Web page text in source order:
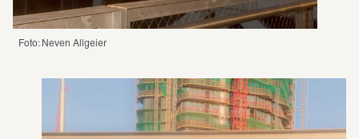
Foto: Neven Allgeier